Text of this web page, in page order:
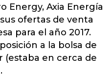
Energy, Axia Energía
ofertas de venta
para el año 2017.
a la bolsa de
(estaba en cerca de